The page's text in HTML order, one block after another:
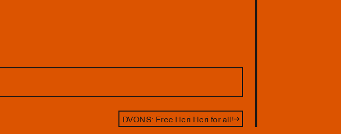
DVONS: Free Heri Heri for all!